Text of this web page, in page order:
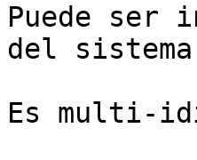
Puede ser
del
Es multi-